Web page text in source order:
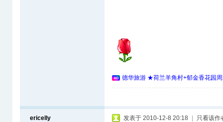
德华旅游 ★荷兰羊角村+郁金香花园
ericelly 发表于 2010-12-8 20:18 只看该作